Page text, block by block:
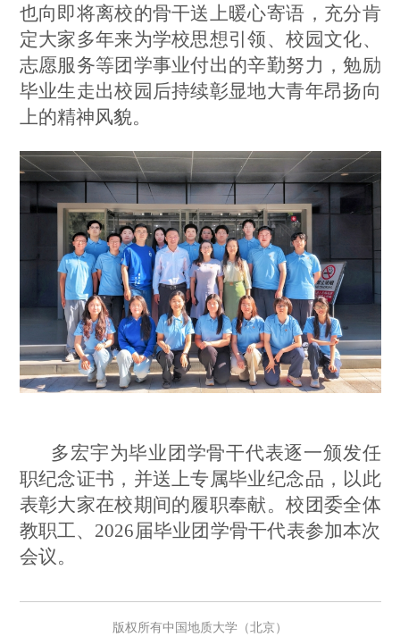
也向即将离校的骨干送上暖心寄语，充分肯
定大家多年来为学校思想引领、校园文化、
志愿服务等团学事业付出的辛勤努力，勉励
毕业生走出校园后持续彰显地大青年昂扬向
上的精神风貌。
多宏宇为毕业团学骨干代表逐一颁发任
职纪念证书，并送上专属毕业纪念品，以此
表彰大家在校期间的履职奉献。校团委全体
教职工、2026届毕业团学骨干代表参加本次
会议。
版权所有中国地质大学（北京）